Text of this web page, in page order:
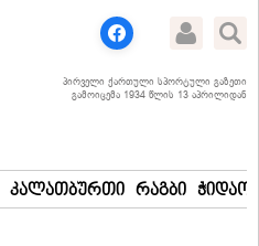
პირველი ქართული სპორტული გაზეთი
გამოიცემა 1934 წლის 13 აპრილიდან
კალათბურთი რაგბი